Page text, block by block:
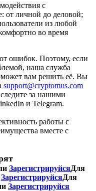
с
от личной до деловой;
из любой
во время
ошибок. Поэтому, если
наша служба
вам решить её. Вы
support@cryptomus.com
за нашими
и Telegram.
работы с
вместе с
ЗарегистрируйсяДля
ЗарегистрируйсяДля
Зарегистрируйся